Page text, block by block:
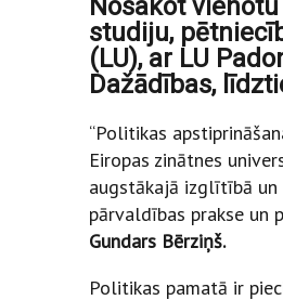
studiju,
(LU), ar LU
Dažādības,
“Politikas
Eiropas zinātnes
augstākajā izglītībā
pārvaldības prakse un
Gundars Bērziņš.
Politikas pamatā ir